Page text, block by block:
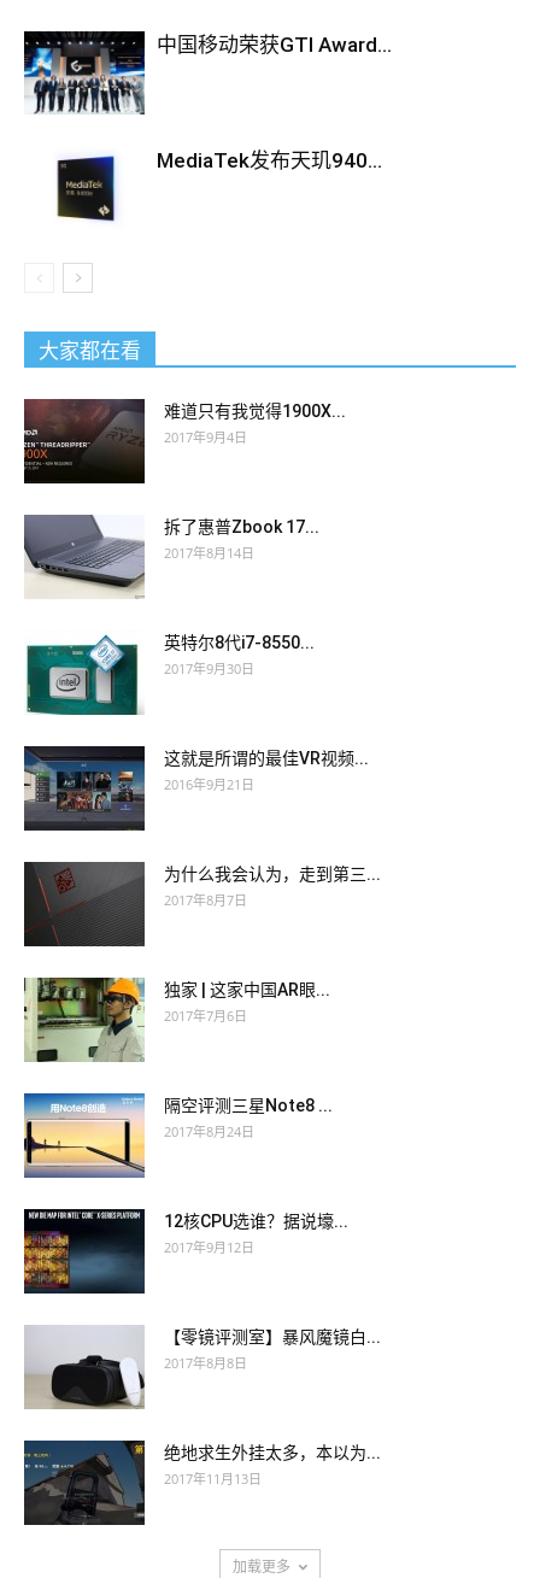
中国移动荣获GTI Award...
MediaTek发布天玑940...
大家都在看
难道只有我觉得1900X...
2017年9月4日
拆了惠普Zbook 17...
2017年8月14日
英特尔8代i7-8550...
2017年9月30日
这就是所谓的最佳VR视频...
2016年9月21日
为什么我会认为，走到第三...
2017年8月7日
独家 | 这家中国AR眼...
2017年7月6日
隔空评测三星Note8 ...
2017年8月24日
12核CPU选谁？据说壕...
2017年9月12日
【零镜评测室】暴风魔镜白...
2017年8月8日
绝地求生外挂太多，本以为...
2017年11月13日
加载更多